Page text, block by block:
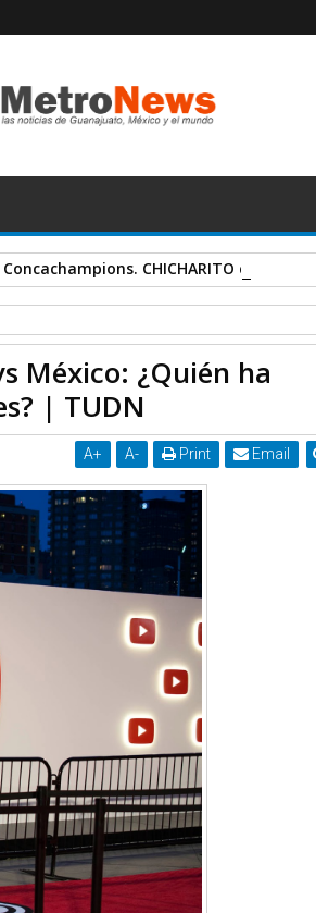
CHICHARITO cortó
en mundiales? | TUDN
México: ¿Quién ha
| TUDN
A+ A- Print Email